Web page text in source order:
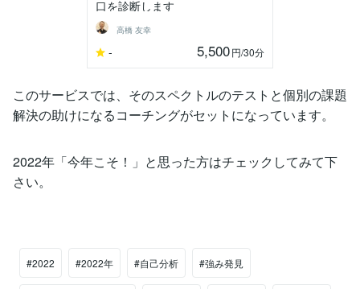
口を診断します
高橋 友幸
- 5,500円/30分
このサービスでは、そのスペクトルのテストと個別の課題
解決の助けになるコーチングがセットになっています。
2022年「今年こそ！」と思った方はチェックしてみて下
さい。
#2022 #2022年 #自己分析 #強み発見